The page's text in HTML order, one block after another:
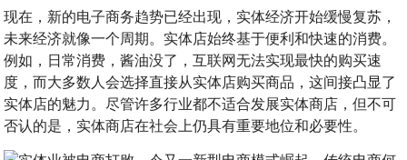
现在，新的电子商务趋势已经出现，实体经济开始缓慢复苏，
未来经济就像一个周期。实体店始终基于便利和快速的消费。
例如，日常消费，酱油没了，互联网无法实现最快的购买速
度，而大多数人会选择直接从实体店购买商品，这间接凸显了
实体店的魅力。尽管许多行业都不适合发展实体商店，但不可
否认的是，实体商店在社会上仍具有重要地位和必要性。